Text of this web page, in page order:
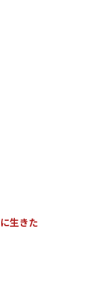
に生きた